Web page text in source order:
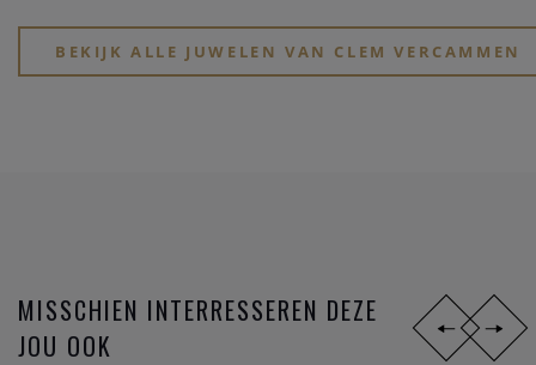
onze physieke winkel in hartje Heist-op-den-Berg.
BEKIJK ALLE JUWELEN VAN CLEM VERCAMMEN
MISSCHIEN INTERRESSEREN DEZE
JOU OOK